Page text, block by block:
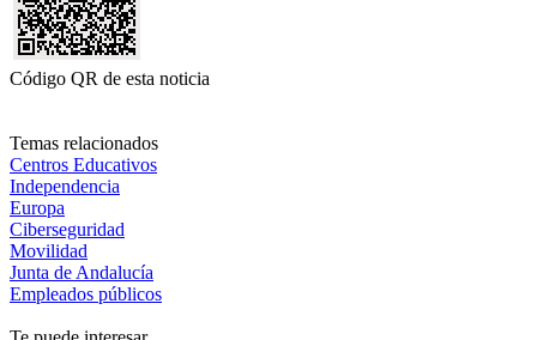
Código QR de esta noticia
Temas relacionados
Centros Educativos
Independencia
Europa
Ciberseguridad
Movilidad
Junta de Andalucía
Empleados públicos